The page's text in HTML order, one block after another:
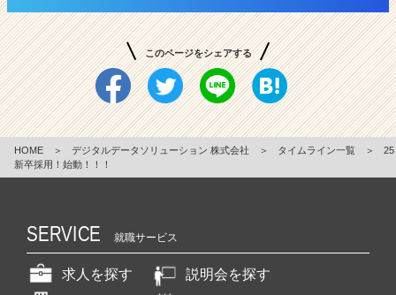
このページをシェアする
HOME ＞ デジタルデータソリューション 株式会社 ＞ タイムライン一覧 ＞
25
新卒採用！始動！！！
SERVICE 就職サービス
求人を探す
説明会を探す